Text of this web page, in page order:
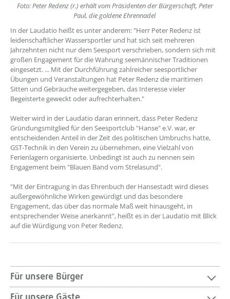
Foto: Peter Redenz (r.) erhält vom Präsidenten der Bürgerschaft, Peter
Paul, die goldene Ehrennadel
In der Laudatio heißt es unter anderem: "Herr Peter Redenz ist
leidenschaftlicher Wassersportler und hat sich seit mehreren
Jahrzehnten nicht nur dem Seesport verschrieben, sondern sich mit
großen Engagement für die Wahrung seemännischer Traditionen
eingesetzt. ... Mit der Durchführung zahlreicher seesportlicher
Übungen und Veranstaltungen hat Peter Redenz die maritimen
Sitten und Gebräuche weitergegeben, das Interesse vieler
Begeisterte geweckt oder aufrechterhalten."
Weiter wird in der Laudatio daran erinnert, dass Peter Redenz
Gründungsmitglied für den Seesportclub "Hanse" e.V. war, er
entscheidenden Anteil in der Zeit des politischen Umbruchs hatte,
GST-Technik in den Verein zu übernehmen, eine Vielzahl von
Ferienlagern organisierte. Unbedingt ist auch zu nennen sein
Engagement beim "Blauen Band vom Strelasund".
"Mit der Eintragung in das Ehrenbuch der Hansestadt wird dieses
außergewöhnliche Wirken gewürdigt und das besondere
Engagement, das über das normale Maß weit hinausgeht, in
entsprechender Weise anerkannt", heißt es in der Laudatio mit Blick
auf die Würdigung von Peter Redenz.
Für unsere Bürger
Für unsere Gäste